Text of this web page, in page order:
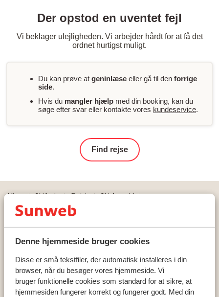
Denne hjemmeside bruger cookies
Disse er små tekstfiler, der automatisk installeres i din
browser, når du besøger vores hjemmeside. Vi
bruger funktionelle cookies som standard for at sikre, at
hjemmesiden fungerer korrekt og fungerer godt. Med din
Der opstod en uventet fejl
Vi beklager ulejligheden. Vi arbejder hårdt for at få det
ordnet hurtigst muligt.
Du kan prøve at geninlæse eller gå til den forrige
side.
Hvis du mangler hjælp med din booking, kan du
søge efter svar eller kontakte vores kundeservice.
Find rejse
Hjem Skiferie Østrig
Ski Amadé
Salzburger Sportwelt - Ski Amadé
Populære lande
Ostrig